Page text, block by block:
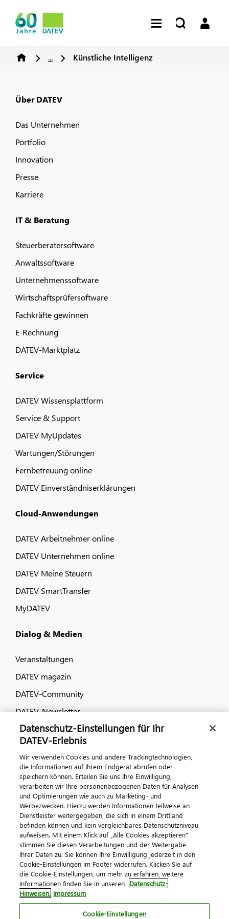
... Künstliche Intelligenz
Über DATEV
Das Unternehmen
Portfolio
Innovation
Presse
Karriere
IT & Beratung
Steuerberatersoftware
Anwaltssoftware
Unternehmenssoftware
Wirtschaftsprüfersoftware
Fachkräfte gewinnen
E-Rechnung
DATEV-Marktplatz
Service
DATEV Wissensplattform
Service & Support
DATEV MyUpdates
Wartungen/Störungen
Fernbetreuung online
DATEV Einverständniserklärungen
Cloud-Anwendungen
DATEV Arbeitnehmer online
DATEV Unternehmen online
DATEV Meine Steuern
DATEV SmartTransfer
MyDATEV
Dialog & Medien
Veranstaltungen
DATEV magazin
DATEV-Community
DATEV-Newsletter
Kontaktieren Sie uns
© 2026 DATEV eG
ImpressumDatenschutzAGB Kontakt
Cookie-Einstellungen
Datenschutz-Einstellungen für Ihr
DATEV-Erlebnis
Wir verwenden Cookies und andere Trackingtechnologien,
die Informationen auf Ihrem Endgerät abrufen oder
speichern können. Erteilen Sie uns Ihre Einwilligung,
verarbeiten wir Ihre personenbezogenen Daten für Analysen
und Optimierungen wie auch zu Marketing- und
Werbezwecken. Hierzu werden Informationen teilweise an
Dienstleister weitergegeben, die sich in einem Drittland
befinden können und kein vergleichbares Datenschutzniveau
aufweisen. Mit einem Klick auf „Alle Cookies akzeptieren"
stimmen Sie diesen Verarbeitungen und der Weitergabe
Ihrer Daten zu. Sie können Ihre Einwilligung jederzeit in den
Cookie-Einstellungen im Footer widerrufen. Klicken Sie auf
die Cookie-Einstellungen, um mehr zu erfahren, weitere
Informationen finden Sie in unseren Datenschutz-
Hinweisen. Impressum
Cookie-Einstellungen